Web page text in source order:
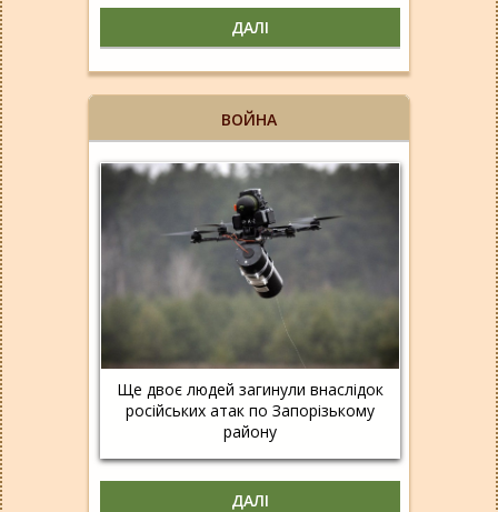
ДАЛІ
ВОЙНА
Ще двоє людей загинули внаслідок
російських атак по Запорізькому
району
ДАЛІ